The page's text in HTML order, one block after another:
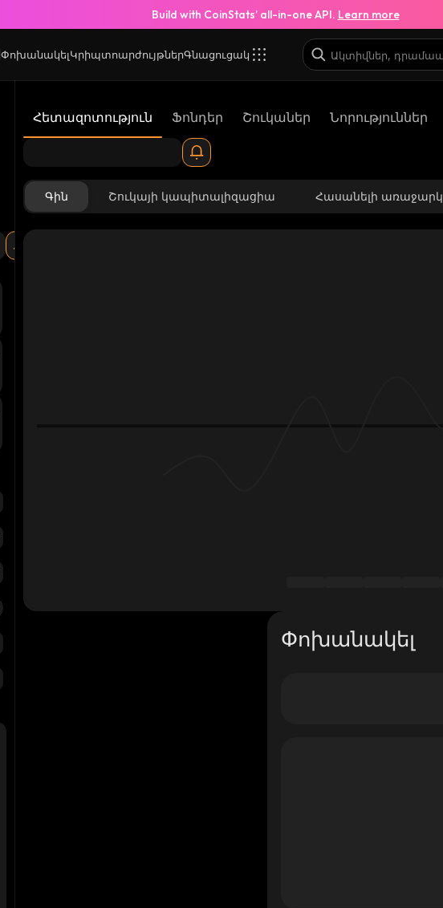
Build with CoinStats’ all-in-one API. Learn more
ՓոխանակելԿրիպտոարժույթներԳնացուցակ
Հետազոտություն Ֆոնդեր Շուկաներ Նորություններ
Գին Շուկայի կապիտալիզացիա Հասանելի առաջարկ
Փոխանակել